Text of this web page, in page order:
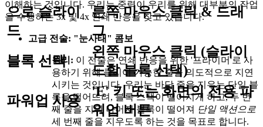
으로 슬라이
드
른쪽 마우스 클릭 & 드래
그
블록 선택
왼쪽 마우스 클릭 (슬라이
드할 블록 선택)
파워업 사용
'E' 키 또는 화면의 전용 파
워업 버튼
이해하는 것입니다. 우리는 중력이 우리를 위해 대부분의 작업
을 수행하는 3x 및 4x 연쇄 반응을 찾고 있습니다.
고급 전술: "눈사태" 콤보
원리: 이 전술은 연쇄 반응을 위한 '프라이머'로 사
용하기 위해 클리어 가능한 줄을 의도적으로 지연
시키는 것입니다. 우리는 바닥 줄을 지우는 단일 블
록을 떨어뜨려, 블록 스택이 떨어지게 하고, 두 번
째 줄을 지워 나머지 블록이 떨어져 단일 액션으로
세 번째 줄을 지우도록 하는 것을 목표로 합니다.